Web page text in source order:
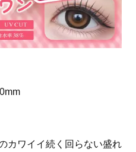
カワイイ続く回らない盛れ